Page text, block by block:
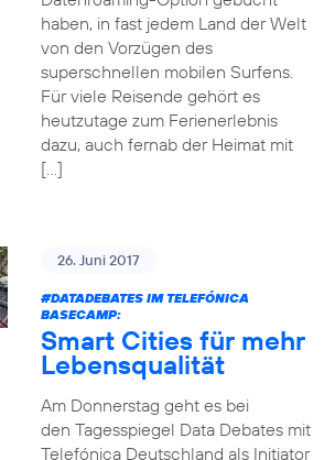
haben, in fast jedem Land der Welt
von den Vorzügen des
superschnellen mobilen Surfens.
Für viele Reisende gehört es
heutzutage zum Ferienerlebnis
dazu, auch fernab der Heimat mit
[…]
26. Juni 2017
#DATADEBATESIM TELEFÓNICA
BASECAMP:
Smart Cities für mehr
Lebensqualität
Am Donnerstag geht es bei
den Tagesspiegel Data Debates mit
Telefónica Deutschland als Initiator